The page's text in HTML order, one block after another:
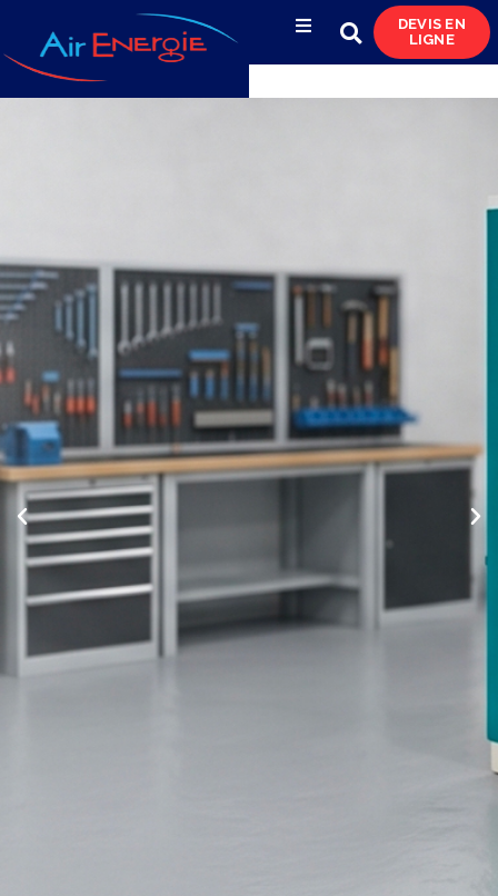
& pompes à vide
Occasions
& locations
DEVIS EN
LIGNE